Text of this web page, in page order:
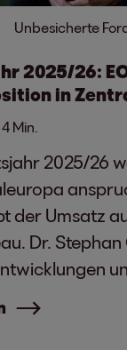
Unbesicherte
2025/26:
in
4 Min.
2025/26
der Umsatz
Dr.